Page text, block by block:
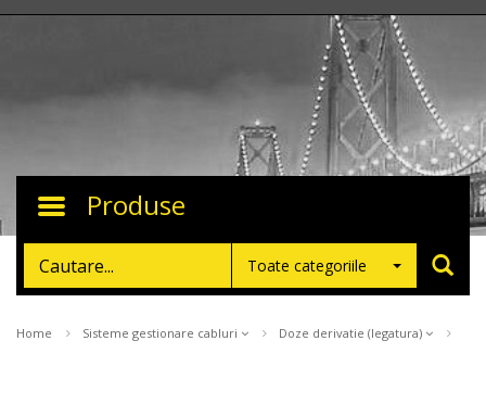
Toggle
Produse
Toate categoriile
Home Sisteme gestionare cabluri Doze derivatie (legatura)